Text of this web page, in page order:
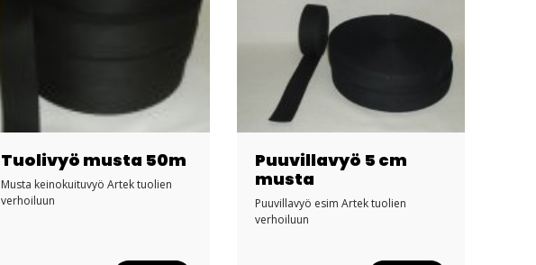
Tuolivyö musta 50m
Musta keinokuituvyö Artek tuolien
verhoiluun
Puuvillavyö 5 cm
musta
Puuvillavyö esim Artek tuolien
verhoiluun